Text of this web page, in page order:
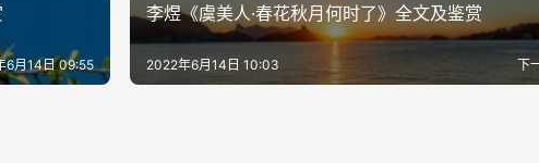
6月14日 09:55
李煜《虞美人·春花秋月何时了》全文及鉴赏
下
2022年6月14日 10:03